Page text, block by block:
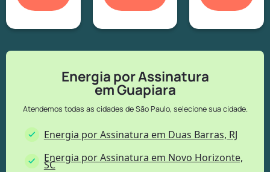
Energia por Assinatura
em Guapiara
Atendemos todas as cidades de São Paulo, selecione sua cidade.
Energia por Assinatura em Duas Barras, RJ
Energia por Assinatura em Novo Horizonte,
SC